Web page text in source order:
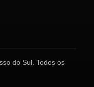
do Sul. Todos os